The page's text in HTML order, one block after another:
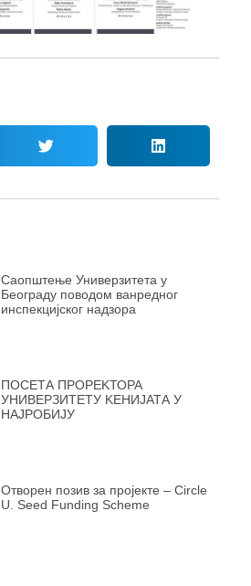
Саопштење Универзитета у
Београду поводом ванредног
инспекцијског надзора
ПОСЕТА ПРОРЕKТОРА
УНИВЕРЗИТЕТУ KЕНИЈАТА У
НАЈРОБИЈУ
Отворен позив за пројекте – Circle
U. Seed Funding Scheme